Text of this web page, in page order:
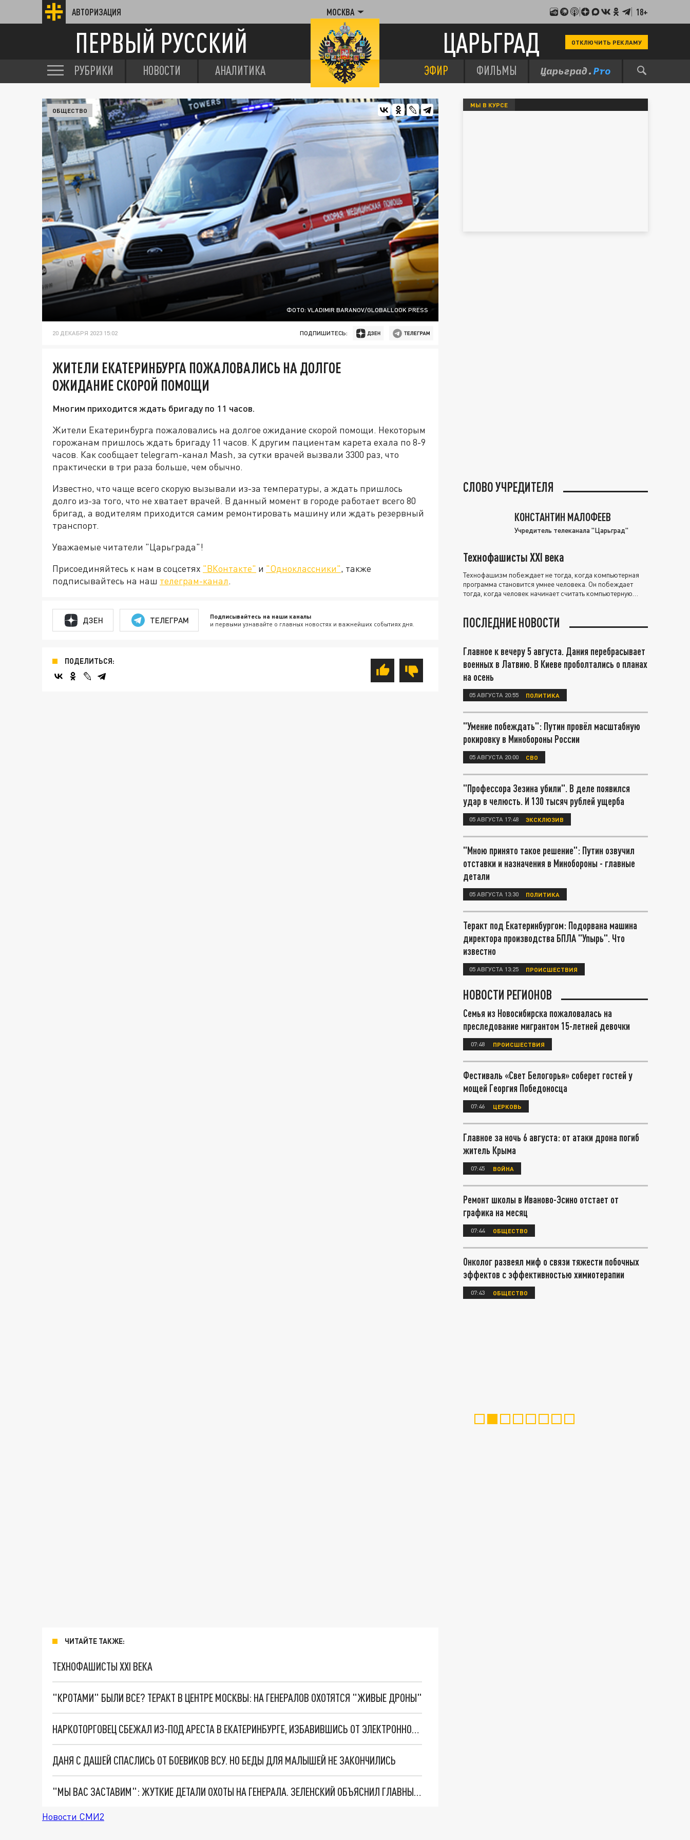
АВТОРИЗАЦИЯ МОСКВА 18+
ПЕРВЫЙ РУССКИЙ ЦАРЬГРАД ОТКЛЮЧИТЬ РЕКЛАМУ
РУБРИКИ НОВОСТИ АНАЛИТИКА ЭФИР ФИЛЬМЫ
ФОТО: VLADIMIR BARANOV/GLOBALLOOK PRESS
ОБЩЕСТВО
20 ДЕКАБРЯ 2023 15:02 ПОДПИШИТЕСЬ:
ЖИТЕЛИ ЕКАТЕРИНБУРГА ПОЖАЛОВАЛИСЬ НА ДОЛГОЕ
ОЖИДАНИЕ СКОРОЙ ПОМОЩИ
Многим приходится ждать бригаду по 11 часов.
Жители Екатеринбурга пожаловались на долгое ожидание скорой помощи. Некоторым
горожанам пришлось ждать бригаду 11 часов. К другим пациентам карета ехала по 8-9
часов. Как сообщает telegram-канал Mash, за сутки врачей вызвали 3300 раз, что
практически в три раза больше, чем обычно.
Известно, что чаще всего скорую вызывали из-за температуры, а ждать пришлось
долго из-за того, что не хватает врачей. В данный момент в городе работает всего 80
бригад, а водителям приходится самим ремонтировать машину или ждать резервный
транспорт.
Уважаемые читатели "Царьграда"!
Присоединяйтесь к нам в соцсетях "ВКонтакте" и "Одноклассники", также
подписывайтесь на наш телеграм-канал.
ДЗЕН ТЕЛЕГРАМ Подписывайтесь на наши каналы
и первыми узнавайте о главных новостях и важнейших событиях дня.
ПОДЕЛИТЬСЯ:
ЧИТАЙТЕ ТАКЖЕ:
ТЕХНОФАШИСТЫ XXI ВЕКА
"КРОТАМИ" БЫЛИ ВСЕ? ТЕРАКТ В ЦЕНТРЕ МОСКВЫ: НА ГЕНЕРАЛОВ ОХОТЯТСЯ "ЖИВЫЕ ДРОНЫ"
НАРКОТОРГОВЕЦ СБЕЖАЛ ИЗ-ПОД АРЕСТА В ЕКАТЕРИНБУРГЕ, ИЗБАВИВШИСЬ ОТ ЭЛЕКТРОННОГО БРАСЛЕТА
ДАНЯ С ДАШЕЙ СПАСЛИСЬ ОТ БОЕВИКОВ ВСУ. НО БЕДЫ ДЛЯ МАЛЫШЕЙ НЕ ЗАКОНЧИЛИСЬ
"МЫ ВАС ЗАСТАВИМ": ЖУТКИЕ ДЕТАЛИ ОХОТЫ НА ГЕНЕРАЛА. ЗЕЛЕНСКИЙ ОБЪЯСНИЛ ГЛАВНЫЙ СМЫСЛ ТЕРАКТА В ЦЕНТРЕ МОСКВЫ
Новости СМИ2
МЫ В КУРСЕ
СЛОВО УЧРЕДИТЕЛЯ
КОНСТАНТИН МАЛОФЕЕВ
Учредитель телеканала "Царьград"
Технофашисты XXI века
Технофашизм побеждает не тогда, когда компьютерная
программа становится умнее человека. Он побеждает
тогда, когда человек начинает считать компьютерную
ПОСЛЕДНИЕ НОВОСТИ
Главное к вечеру 5 августа. Дания перебрасывает
военных в Латвию. В Киеве проболтались о планах
на осень
05 АВГУСТА 20:55 ПОЛИТИКА
"Умение побеждать": Путин провёл масштабную
рокировку в Минобороны России
05 АВГУСТА 20:00 СВО
"Профессора Зезина убили". В деле появился
удар в челюсть. И 130 тысяч рублей ущерба
05 АВГУСТА 17:48 ЭКСКЛЮЗИВ
"Мною принято такое решение": Путин озвучил
отставки и назначения в Минобороны - главные
детали
05 АВГУСТА 13:30 ПОЛИТИКА
Теракт под Екатеринбургом: Подорвана машина
директора производства БПЛА "Упырь". Что
известно
05 АВГУСТА 13:25 ПРОИСШЕСТВИЯ
НОВОСТИ РЕГИОНОВ
Семья из Новосибирска пожаловалась на
преследование мигрантом 15-летней девочки
07:48 ПРОИСШЕСТВИЯ
Фестиваль «Свет Белогорья» соберет гостей у
мощей Георгия Победоносца
07:46 ЦЕРКОВЬ
Главное за ночь 6 августа: от атаки дрона погиб
житель Крыма
07:45 ВОЙНА
Ремонт школы в Иваново-Эсино отстает от
графика на месяц
07:44 ОБЩЕСТВО
Онколог развеял миф о связи тяжести побочных
эффектов с эффективностью химиотерапии
07:43 ОБЩЕСТВО